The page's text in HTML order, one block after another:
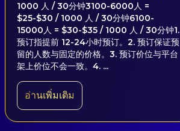
1000 人 / 30分钟3100-6000人 =
$25-$30 / 1000 人 / 30分钟6100-
15000人 = $30-$35 / 1000 人 / 30分钟1.
预订指提前 12-24小时预订。2. 预订保证预
留的人数与固定的价格。3. 预订价位与平台
架上价位不会一致。4. ...
อ่านเพิ่มเติม